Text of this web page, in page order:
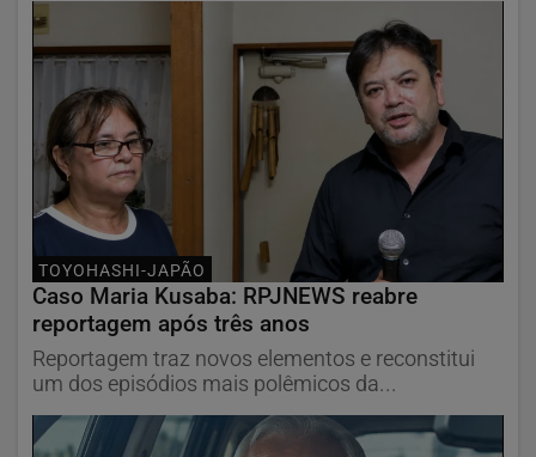
TOYOHASHI-JAPÃO
Caso Maria Kusaba: RPJNEWS reabre
reportagem após três anos
Reportagem traz novos elementos e reconstitui
um dos episódios mais polêmicos da...